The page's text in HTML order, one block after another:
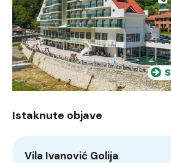
Istaknute objave
Vila Ivanović Golija